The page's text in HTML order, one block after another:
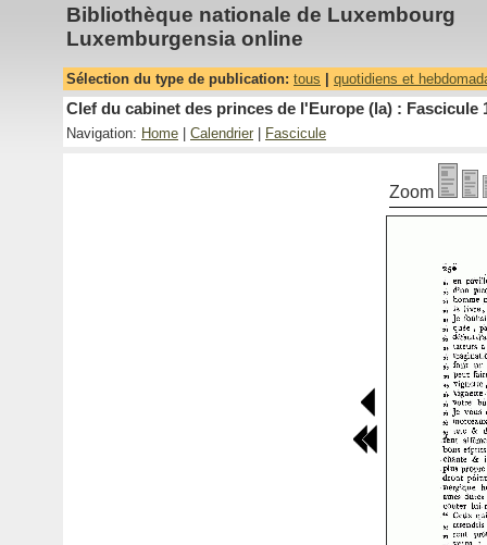
Bibliothèque nationale de Luxembourg
Luxemburgensia online
Sélection du type de publication: tous quotidiens et
Clef du cabinet des princes de l'Europe (la) : Fascicule
Navigation: Home Calendrier Fascicule
Zoom